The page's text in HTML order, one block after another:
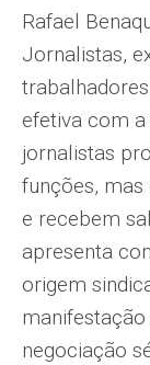
Rafael
Jornalistas,
efetiva com
jornalistas
funções,
e recebem
apresenta
origem
negociação